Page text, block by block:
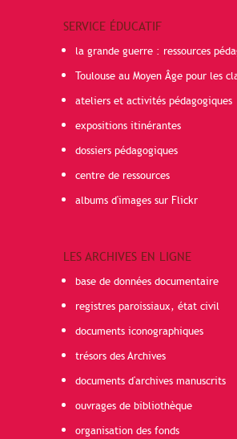
SERVICE ÉDUCATIF
la grande guerre : ressources
Toulouse au Moyen Âge pour les
ateliers et activités pédagogiques
expositions itinérantes
dossiers pédagogiques
centre de ressources
albums d'images sur Flickr
LES ARCHIVES EN LIGNE
base de données documentaire
registres paroissiaux, état civil
documents iconographiques
trésors des Archives
documents d'archives manuscrits
ouvrages de bibliothèque
organisation des fonds